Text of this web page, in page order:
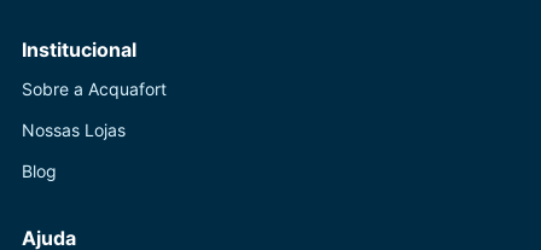
Institucional
Sobre a Acquafort
Nossas Lojas
Blog
Ajuda